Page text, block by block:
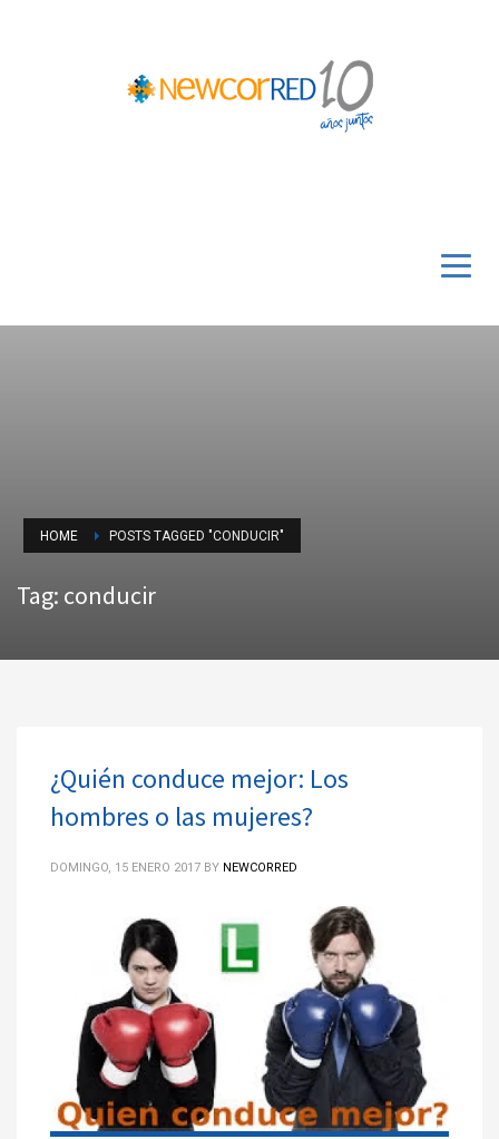
HOME POSTS TAGGED "CONDUCIR"
Tag: conducir
¿Quién conduce mejor: Los
hombres o las mujeres?
DOMINGO, 15 ENERO 2017 BY NEWCORRED